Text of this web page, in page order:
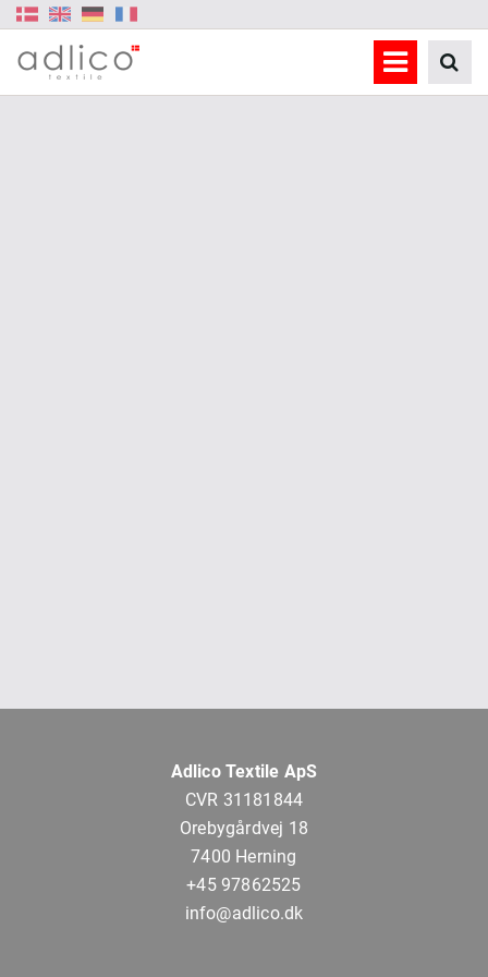
Adlico Textile ApS
CVR 31181844
Orebygårdvej 18
7400 Herning
+45 97862525
info@adlico.dk